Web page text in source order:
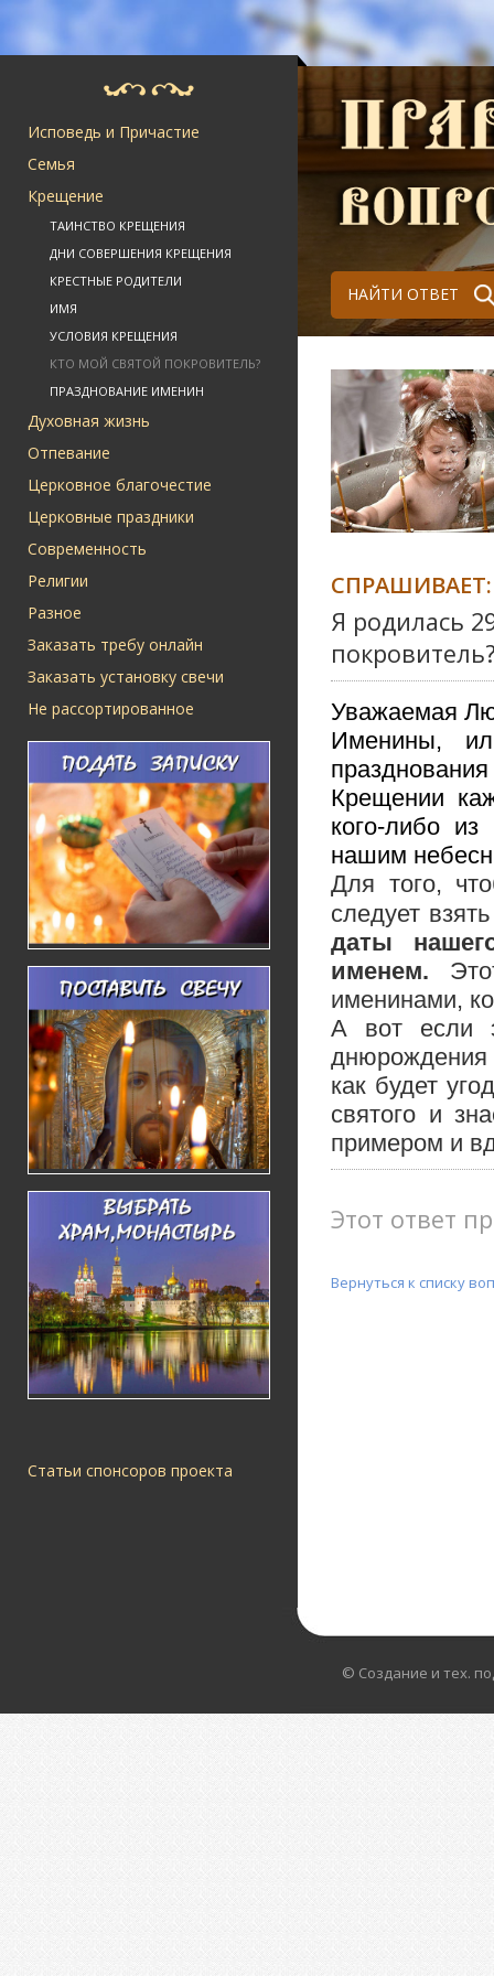
Исповедь и Причастие
Семья
Крещение
ТАИНСТВО КРЕЩЕНИЯ
ДНИ СОВЕРШЕНИЯ КРЕЩЕНИЯ
КРЕСТНЫЕ РОДИТЕЛИ
ИМЯ
УСЛОВИЯ КРЕЩЕНИЯ
КТО МОЙ СВЯТОЙ ПОКРОВИТЕЛЬ?
ПРАЗДНОВАНИЕ ИМЕНИН
Духовная жизнь
Отпевание
Церковное благочестие
Церковные праздники
Современность
Религии
Разное
Заказать требу онлайн
Заказать установку свечи
Не рассортированное
Статьи спонсоров проекта
НАЙТИ ОТВЕТ
СПРАШИВАЕТ:
Я родилась
Уважаемая
Именины,
Крещении
кого-либо из
нашим
Для того,
следует
даты
именем.
именинами,
А вот если
днюрождения
как будет
святого и
примером и
Этот ответ
Вернуться к списку
© Создание и тех.